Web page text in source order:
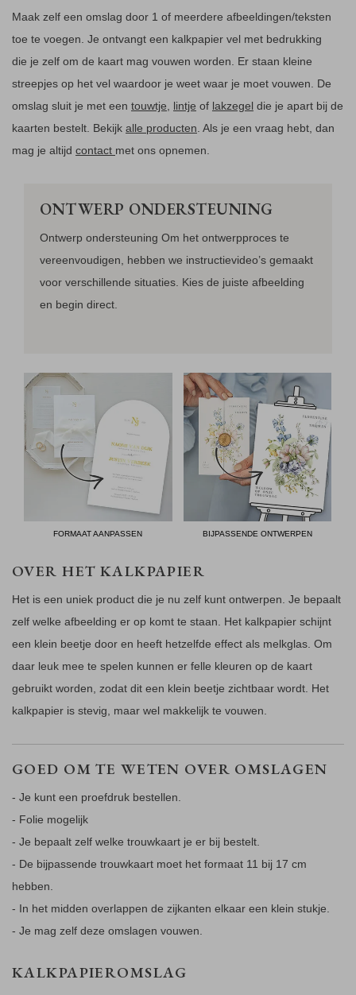
Maak zelf een omslag door 1 of meerdere afbeeldingen/teksten
toe te voegen. Je ontvangt een kalkpapier vel met bedrukking
die je zelf om de kaart mag vouwen worden. Er staan kleine
streepjes op het vel waardoor je weet waar je moet vouwen. De
omslag sluit je met een touwtje lintje of lakzegel die je apart bij de
kaarten bestelt. Bekijk alle producten . Als je een vraag hebt, dan
mag je altijd contact met ons opnemen.
ONTWERP ONDERSTEUNING
Ontwerp ondersteuning Om het ontwerpproces te
vereenvoudigen, hebben we instructievideo’s gemaakt
voor verschillende situaties. Kies de juiste afbeelding
en begin direct.
FORMAAT AANPASSEN BIJPASSENDE ONTWERPEN
OVER HET KALKPAPIER
Het is een uniek product die je nu zelf kunt ontwerpen. Je bepaalt
zelf welke afbeelding er op komt te staan. Het kalkpapier schijnt
een klein beetje door en heeft hetzelfde effect als melkglas. Om
daar leuk mee te spelen kunnen er felle kleuren op de kaart
gebruikt worden, zodat dit een klein beetje zichtbaar wordt. Het
kalkpapier is stevig, maar wel makkelijk te vouwen.
GOED OM TE WETEN OVER OMSLAGEN
- Je kunt een proefdruk bestellen.
- Folie mogelijk
- Je bepaalt zelf welke trouwkaart je er bij bestelt.
- De bijpassende trouwkaart moet het formaat 11 bij 17 cm
hebben.
- In het midden overlappen de zijkanten elkaar een klein stukje.
- Je mag zelf deze omslagen vouwen.
KALKPAPIEROMSLAG